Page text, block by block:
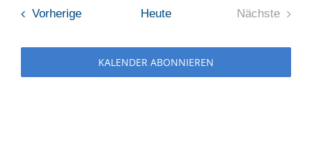
VorherigeVeranstaltungen
Heute
Nächste
KALENDER ABONNIEREN